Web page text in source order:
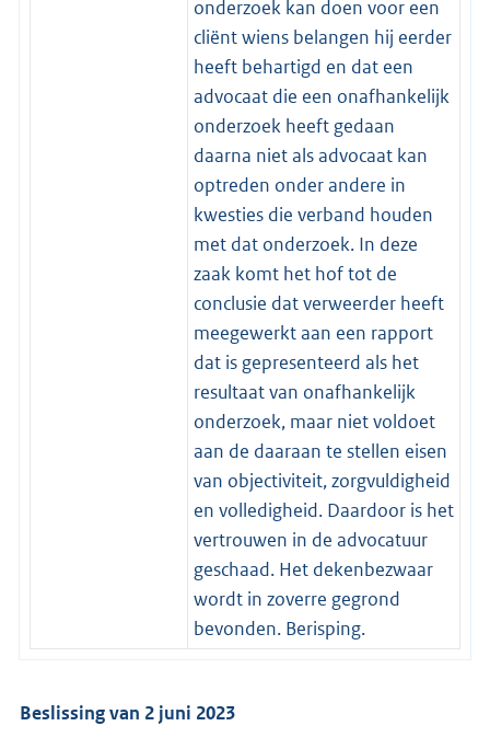
onderzoek kan doen voor een
cliënt wiens belangen hij eerder
heeft behartigd en dat een
advocaat die een onafhankelijk
onderzoek heeft gedaan
daarna niet als advocaat kan
optreden onder andere in
kwesties die verband houden
met dat onderzoek. In deze
zaak komt het hof tot de
conclusie dat verweerder heeft
meegewerkt aan een rapport
dat is gepresenteerd als het
resultaat van onafhankelijk
onderzoek, maar niet voldoet
aan de daaraan te stellen eisen
van objectiviteit, zorgvuldigheid
en volledigheid. Daardoor is het
vertrouwen in de advocatuur
geschaad. Het dekenbezwaar
wordt in zoverre gegrond
bevonden. Berisping.
Beslissing van 2 juni 2023